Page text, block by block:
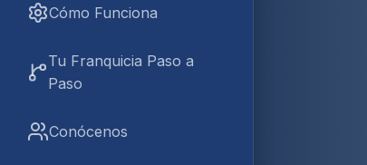
Cómo Funciona
Tu Franquicia Paso a
Paso
Conócenos